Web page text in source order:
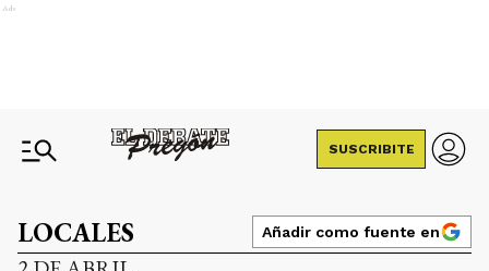
Ads
SUSCRIBITE
LOCALES Añadir como fuente en